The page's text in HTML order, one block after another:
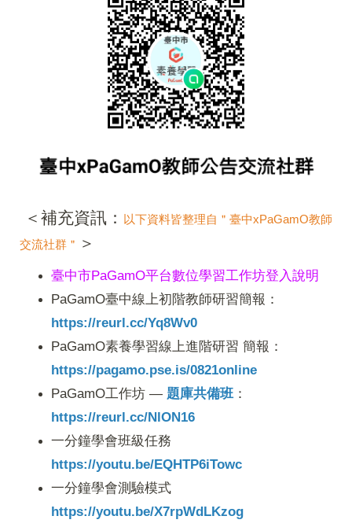
＜補充資訊： 以下資料皆整理自＂臺中xPaGamO教師
交流社群＂ ＞
臺中市PaGamO平台數位學習工作坊登入說明
PaGamO臺中線上初階教師研習簡報：
https://reurl.cc/Yq8Wv0
PaGamO素養學習線上進階研習 簡報：
https://pagamo.pse.is/0821online
PaGamO工作坊 — 題庫共備班：
https://reurl.cc/NlON16
一分鐘學會班級任務
https://youtu.be/EQHTP6iTowc
一分鐘學會測驗模式
https://youtu.be/X7rpWdLKzog